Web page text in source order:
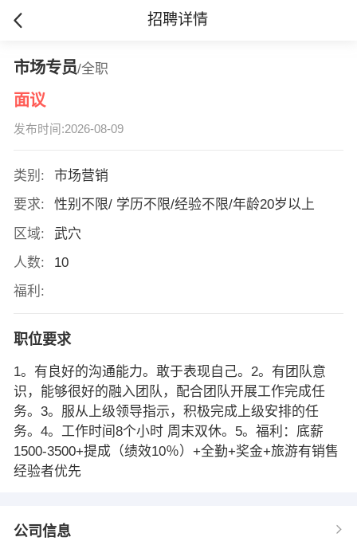
招聘详情
市场专员/全职
面议
发布时间:2026-08-09
类别:
市场营销
要求:
性别不限/ 学历不限/经验不限/年龄20岁以上
区域:
武穴
人数:
10
福利:
职位要求
1。有良好的沟通能力。敢于表现自己。2。有团队意
识，能够很好的融入团队，配合团队开展工作完成任
务。3。服从上级领导指示，积极完成上级安排的任
务。4。工作时间8个小时 周末双休。5。福利：底薪
1500-3500+提成（绩效10％）+全勤+奖金+旅游有销售
经验者优先
公司信息